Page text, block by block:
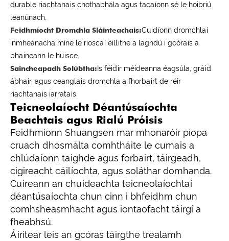
durable riachtanais chothabhála agus tacaíonn sé le hoibriú
leanúnach.
Feidhmíocht Dromchla Sláinteachais:Cuidíonn dromchlaí
inmheánacha míne le rioscaí éillithe a laghdú i gcórais a
bhaineann le huisce.
Saincheapadh Solúbtha: Is féidir méideanna éagsúla, gráid
ábhair, agus ceanglais dromchla a fhorbairt de réir
riachtanais iarratais.
Teicneolaíocht Déantúsaíochta
Beachtais agus Rialú Próisis
Feidhmíonn Shuangsen mar mhonaróir píopa
cruach dhosmálta comhtháite le cumais a
chlúdaíonn taighde agus forbairt, táirgeadh,
cigireacht cáilíochta, agus soláthar domhanda.
Cuireann an chuideachta teicneolaíochtaí
déantúsaíochta chun cinn i bhfeidhm chun
comhsheasmhacht agus iontaofacht táirgí a
fheabhsú.
Áirítear leis an gcóras táirgthe trealamh